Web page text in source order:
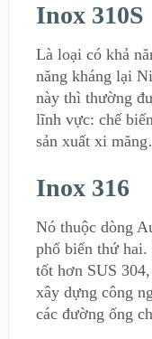
Inox 310S
Là loại có khả
năng kháng lại
này thì thường
lĩnh vực: chế
sản xuất xi
Inox 316
Nó thuộc dòng
phổ biến thứ
tốt hơn SUS
xây dựng công
các đường ống